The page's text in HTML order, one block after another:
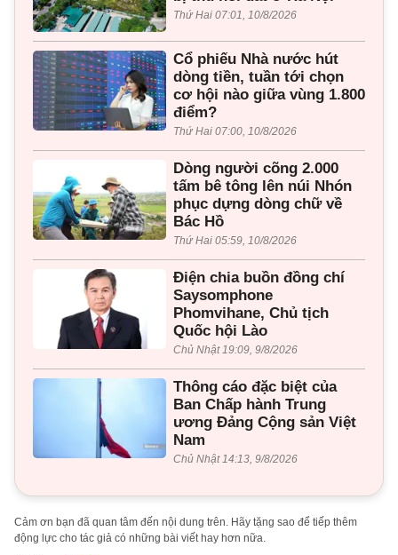
Thứ Hai 07:01, 10/8/2026
Cổ phiếu Nhà nước hút
dòng tiền, tuần tới chọn
cơ hội nào giữa vùng 1.800
điểm?
Thứ Hai 07:00, 10/8/2026
Dòng người cõng 2.000
tấm bê tông lên núi Nhón
phục dựng dòng chữ về
Bác Hồ
Thứ Hai 05:59, 10/8/2026
Điện chia buồn đồng chí
Saysomphone
Phomvihane, Chủ tịch
Quốc hội Lào
Chủ Nhật 19:09, 9/8/2026
Thông cáo đặc biệt của
Ban Chấp hành Trung
ương Đảng Cộng sản Việt
Nam
Chủ Nhật 14:13, 9/8/2026
Cảm ơn bạn đã quan tâm đến nội dung trên. Hãy tặng sao để tiếp thêm
động lực cho tác giả có những bài viết hay hơn nữa.